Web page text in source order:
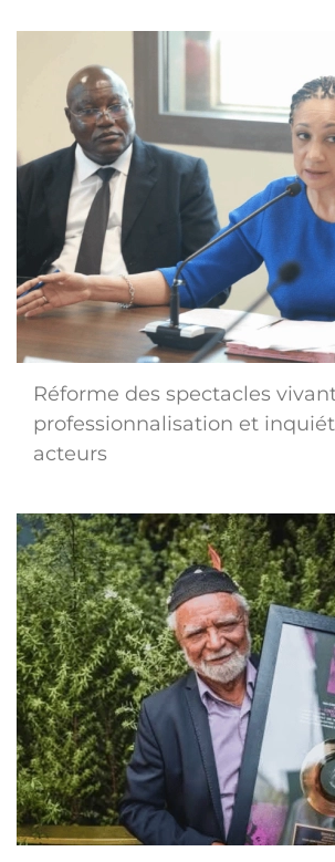
Réforme des spectacles
professionnalisation et
acteurs